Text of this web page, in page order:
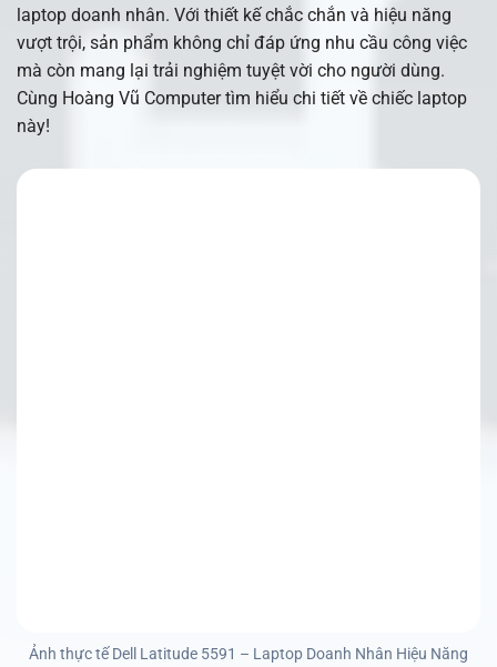
laptop doanh nhân. Với thiết kế chắc chắn và hiệu năng
vượt trội, sản phẩm không chỉ đáp ứng nhu cầu công việc
mà còn mang lại trải nghiệm tuyệt vời cho người dùng.
Cùng Hoàng Vũ Computer tìm hiểu chi tiết về chiếc laptop
này!
Ảnh thực tế Dell Latitude 5591 – Laptop Doanh Nhân Hiệu Năng